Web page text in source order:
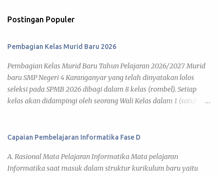
Postingan Populer
Pembagian Kelas Murid Baru 2026
Pembagian Kelas Murid Baru Tahun Pelajaran 2026/2027 Murid
baru SMP Negeri 4 Karanganyar yang telah dinyatakan lolos
seleksi pada SPMB 2026 dibagi dalam 8 kelas (rombel). Setiap
kelas akan didampingi oleh seorang Wali Kelas dalam 1 (satu)
pendidikan tahun pelajaran 2026/2027. Di bawah ini daftar
dapat kamu lihat pada link tiap kelas. 7 A 7 B 7 C 7 D 7 E 7 F 7 G 7
H Daftar Siswa Kelas VII A Wali Kelas : Umi Barokatun, S.Pd. No
Capaian Pembelajaran Informatika Fase D
A. Rasional Mata Pelajaran Informatika Mata pelajaran
Informatika saat masuk dalam struktur kurikulum baru yaitu